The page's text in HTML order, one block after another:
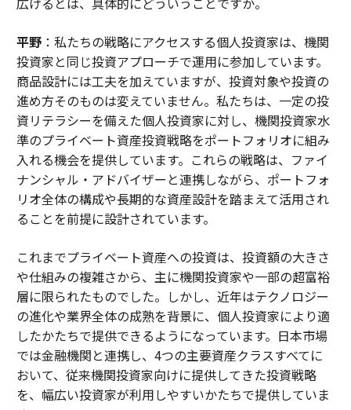
平野：私たちの戦略にアクセスする個人投資家は、機関
投資家と同じ投資アプローチで運用に参加しています。
商品設計には工夫を加えていますが、投資対象や投資の
進め方そのものは変えていません。私たちは、一定の投
資リテラシーを備えた個人投資家に対し、機関投資家水
準のプライベート資産投資戦略をポートフォリオに組み
入れる機会を提供しています。これらの戦略は、ファイ
ナンシャル・アドバイザーと連携しながら、ポートフォ
リオ全体の構成や長期的な資産設計を踏まえて活用され
ることを前提に設計されています。
これまでプライベート資産への投資は、投資額の大きさ
や仕組みの複雑さから、主に機関投資家や一部の超富裕
層に限られたものでした。しかし、近年はテクノロジー
の進化や業界全体の成熟を背景に、個人投資家により適
したかたちで提供できるようになっています。日本市場
では金融機関と連携し、4つの主要資産クラスすべてに
おいて、従来機関投資家向けに提供してきた投資戦略
を、幅広い投資家が利用しやすいかたちで提供していま